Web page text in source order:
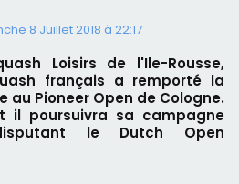
8 Juillet 2018 à 22:17
Loisirs de l'Ile-Rousse,
français a remporté la
au Pioneer Open de Cologne.
il poursuivra sa campagne
le Dutch Open